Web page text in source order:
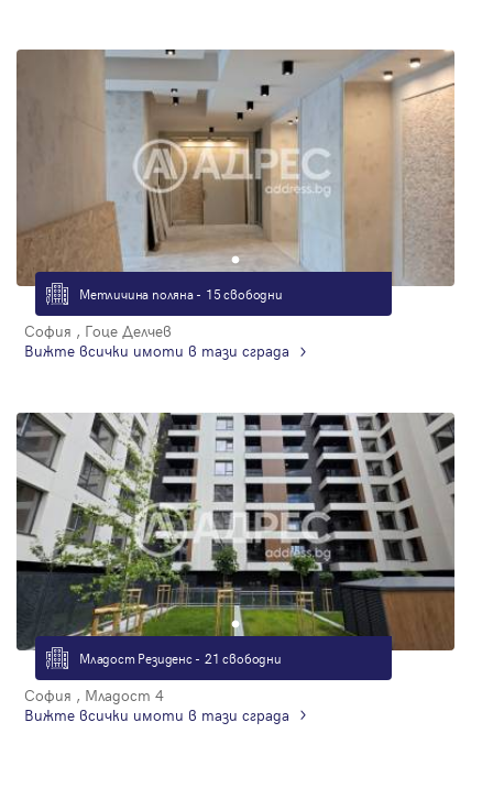
Метличина поляна - 15 свободни
София , Гоце Делчев
Вижте всички имоти в тази сграда
Младост Резиденс - 21 свободни
София , Младост 4
Вижте всички имоти в тази сграда